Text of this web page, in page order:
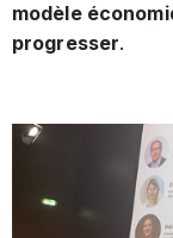
modèle
progresser.